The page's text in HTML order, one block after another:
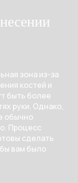
зона из-за
костей и
быть более
руки. Однако,
обычно
Процесс
сделать
вам было